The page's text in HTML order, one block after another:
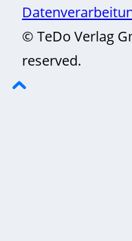
© TeDo Verlag
reserved.